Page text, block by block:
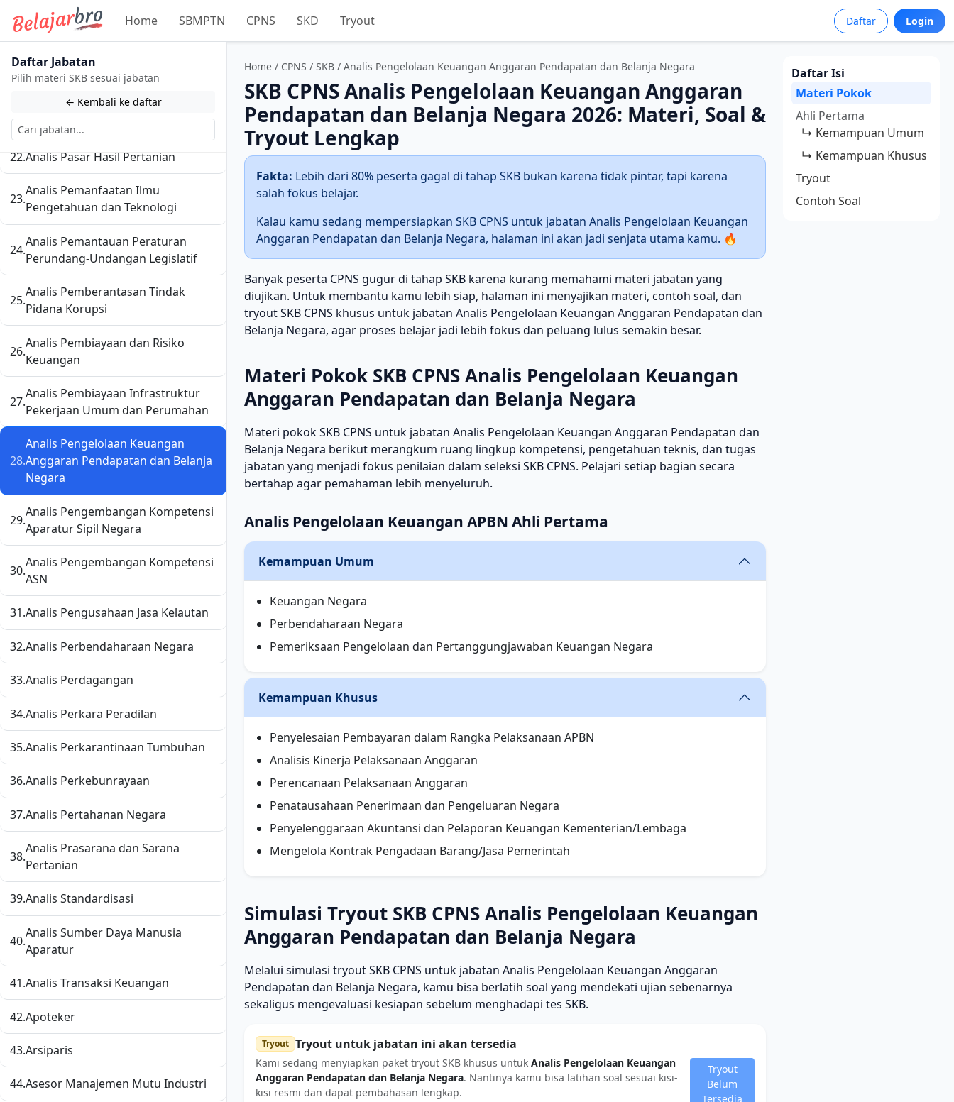
Home SBMPTN CPNS SKD Tryout Daftar Login
Daftar Jabatan
Pilih materi SKB sesuai jabatan
← Kembali ke daftar
18.Analis Ketahanan Pangan
19.Analis Keuangan Pusat dan Daerah
21.Analis Pasar Hasil Perikanan
22.Analis Pasar Hasil Pertanian
23.
Analis Pemanfaatan Ilmu
Pengetahuan dan Teknologi
24.
Analis Pemantauan Peraturan
Perundang-Undangan Legislatif
25.
Analis Pemberantasan Tindak
Pidana Korupsi
26.
Analis Pembiayaan dan Risiko
Keuangan
27.
Analis Pembiayaan Infrastruktur
Pekerjaan Umum dan Perumahan
28.
Analis Pengelolaan Keuangan
Anggaran Pendapatan dan Belanja
Negara
29.
Analis Pengembangan Kompetensi
Aparatur Sipil Negara
30.
Analis Pengembangan Kompetensi
ASN
31.Analis Pengusahaan Jasa Kelautan
32.Analis Perbendaharaan Negara
33.Analis Perdagangan
34.Analis Perkara Peradilan
35.Analis Perkarantinaan Tumbuhan
36.Analis Perkebunrayaan
37.Analis Pertahanan Negara
38.
Analis Prasarana dan Sarana
Pertanian
39.Analis Standardisasi
40.
Analis Sumber Daya Manusia
Aparatur
41.Analis Transaksi Keuangan
42.Apoteker
43.Arsiparis
44.Asesor Manajemen Mutu Industri
Home / CPNS / SKB / Analis Pengelolaan Keuangan Anggaran Pendapatan dan Belanja Negara
SKB CPNS Analis Pengelolaan Keuangan Anggaran
Pendapatan dan Belanja Negara 2026: Materi, Soal &
Tryout Lengkap
Fakta: Lebih dari 80% peserta gagal di tahap SKB bukan karena tidak pintar, tapi karena
salah fokus belajar.
Kalau kamu sedang mempersiapkan SKB CPNS untuk jabatan Analis Pengelolaan Keuangan
Anggaran Pendapatan dan Belanja Negara, halaman ini akan jadi senjata utama kamu. 🔥
Banyak peserta CPNS gugur di tahap SKB karena kurang memahami materi jabatan yang
diujikan. Untuk membantu kamu lebih siap, halaman ini menyajikan materi, contoh soal, dan
tryout SKB CPNS khusus untuk jabatan Analis Pengelolaan Keuangan Anggaran Pendapatan dan
Belanja Negara, agar proses belajar jadi lebih fokus dan peluang lulus semakin besar.
Materi Pokok SKB CPNS Analis Pengelolaan Keuangan
Anggaran Pendapatan dan Belanja Negara
Materi pokok SKB CPNS untuk jabatan Analis Pengelolaan Keuangan Anggaran Pendapatan dan
Belanja Negara berikut merangkum ruang lingkup kompetensi, pengetahuan teknis, dan tugas
jabatan yang menjadi fokus penilaian dalam seleksi SKB CPNS. Pelajari setiap bagian secara
bertahap agar pemahaman lebih menyeluruh.
Analis Pengelolaan Keuangan APBN Ahli Pertama
Kemampuan Umum
Keuangan Negara
Perbendaharaan Negara
Pemeriksaan Pengelolaan dan Pertanggungjawaban Keuangan Negara
Kemampuan Khusus
Penyelesaian Pembayaran dalam Rangka Pelaksanaan APBN
Analisis Kinerja Pelaksanaan Anggaran
Perencanaan Pelaksanaan Anggaran
Penatausahaan Penerimaan dan Pengeluaran Negara
Penyelenggaraan Akuntansi dan Pelaporan Keuangan Kementerian/Lembaga
Mengelola Kontrak Pengadaan Barang/Jasa Pemerintah
Simulasi Tryout SKB CPNS Analis Pengelolaan Keuangan
Anggaran Pendapatan dan Belanja Negara
Melalui simulasi tryout SKB CPNS untuk jabatan Analis Pengelolaan Keuangan Anggaran
Pendapatan dan Belanja Negara, kamu bisa berlatih soal yang mendekati ujian sebenarnya
sekaligus mengevaluasi kesiapan sebelum menghadapi tes SKB.
Tryout Tryout untuk jabatan ini akan tersedia
Kami sedang menyiapkan paket tryout SKB khusus untuk Analis Pengelolaan Keuangan
Anggaran Pendapatan dan Belanja Negara. Nantinya kamu bisa latihan soal sesuai kisi-
kisi resmi dan dapat pembahasan lengkap.
Tryout
Belum
Tersedia
Daftar Isi
Materi Pokok
Ahli Pertama
↳ Kemampuan Umum
↳ Kemampuan Khusus
Tryout
Contoh Soal